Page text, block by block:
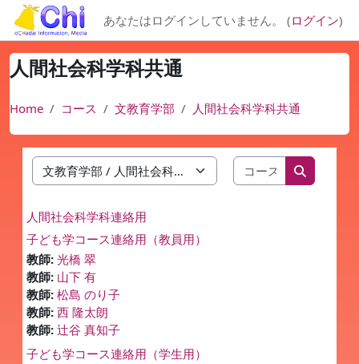
メインコンテンツへスキップする
あなたはログインしていません。 (ログイン)
人間社会科学科共通
Home コース 文教育学部 人間社会科学科共通
コースカテゴリ
コースを検
コースを
人間社会科学科連絡用
子ども学コース連絡用（教員用）
教師: 光橋 翠
教師: 山下 有
教師: 松島 のり子
教師: 西 隆太朗
教師: 辻谷 真知子
子ども学コース連絡用（学生用）